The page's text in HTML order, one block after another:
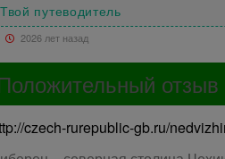
Твой путеводитель
2026 лет назад
отзыв
czech-rurepublic-gb.ru/